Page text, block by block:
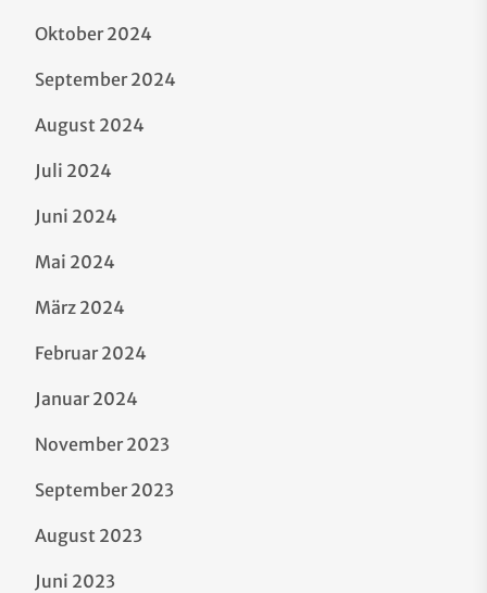
Oktober 2024
September 2024
August 2024
Juli 2024
Juni 2024
Mai 2024
März 2024
Februar 2024
Januar 2024
November 2023
September 2023
August 2023
Juni 2023